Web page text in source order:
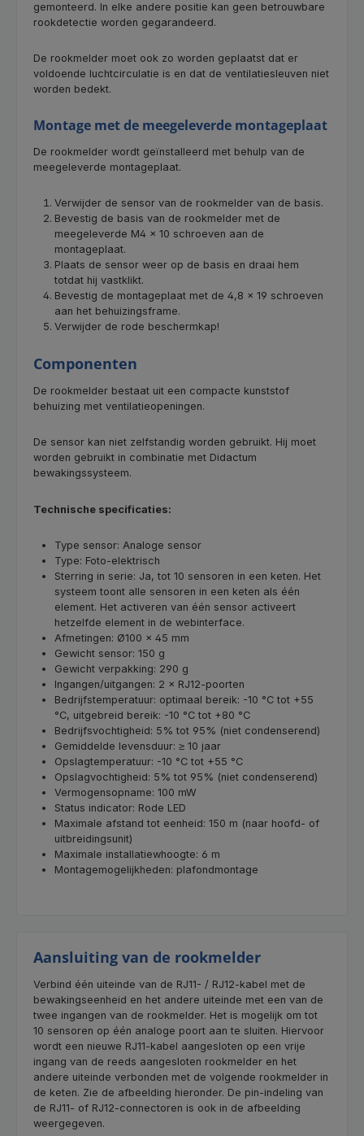
gemonteerd. In elke andere positie kan geen betrouwbare
rookdetectie worden gegarandeerd.
De rookmelder moet ook zo worden geplaatst dat er
voldoende luchtcirculatie is en dat de ventilatiesleuven niet
worden bedekt.
Montage met de meegeleverde montageplaat
De rookmelder wordt geïnstalleerd met behulp van de
meegeleverde montageplaat.
Verwijder de sensor van de rookmelder van de basis.
Bevestig de basis van de rookmelder met de
meegeleverde M4 × 10 schroeven aan de
montageplaat.
Plaats de sensor weer op de basis en draai hem
totdat hij vastklikt.
Bevestig de montageplaat met de 4,8 × 19 schroeven
aan het behuizingsframe.
Verwijder de rode beschermkap!
Componenten
De rookmelder bestaat uit een compacte kunststof
behuizing met ventilatieopeningen.
De sensor kan niet zelfstandig worden gebruikt. Hij moet
worden gebruikt in combinatie met Didactum
bewakingssysteem.
Technische specificaties:
Type sensor: Analoge sensor
Type: Foto-elektrisch
Sterring in serie: Ja, tot 10 sensoren in een keten. Het
systeem toont alle sensoren in een keten als één
element. Het activeren van één sensor activeert
hetzelfde element in de webinterface.
Afmetingen: Ø100 × 45 mm
Gewicht sensor: 150 g
Gewicht verpakking: 290 g
Ingangen/uitgangen: 2 × RJ12-poorten
Bedrijfstemperatuur: optimaal bereik: -10 °C tot +55
°C, uitgebreid bereik: -10 °C tot +80 °C
Bedrijfsvochtigheid: 5% tot 95% (niet condenserend)
Gemiddelde levensduur: ≥ 10 jaar
Opslagtemperatuur: -10 °C tot +55 °C
Opslagvochtigheid: 5% tot 95% (niet condenserend)
Vermogensopname: 100 mW
Status indicator: Rode LED
Maximale afstand tot eenheid: 150 m (naar hoofd- of
uitbreidingsunit)
Maximale installatiewhoogte: 6 m
Montagemogelijkheden: plafondmontage
Aansluiting van de rookmelder
Verbind één uiteinde van de RJ11- / RJ12-kabel met de
bewakingseenheid en het andere uiteinde met een van de
twee ingangen van de rookmelder. Het is mogelijk om tot
10 sensoren op één analoge poort aan te sluiten. Hiervoor
wordt een nieuwe RJ11-kabel aangesloten op een vrije
ingang van de reeds aangesloten rookmelder en het
andere uiteinde verbonden met de volgende rookmelder in
de keten. Zie de afbeelding hieronder. De pin-indeling van
de RJ11- of RJ12-connectoren is ook in de afbeelding
weergegeven.